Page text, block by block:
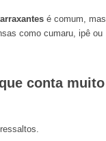
é comum, mas
como cumaru, ipê ou
conta muito